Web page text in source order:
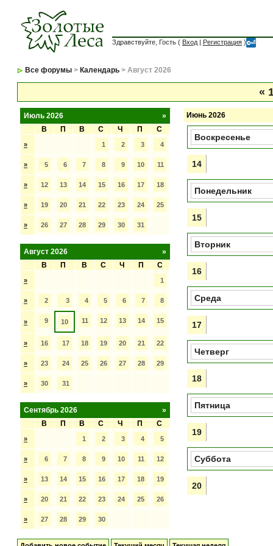
Здравствуйте, Гость ( Вход | Регистрация )
Все форумы > Календарь > Август 2026
«
»
Июль 2026
В
П В С Ч П С
» 1 2 3 4
» 5 6 7 8 9 10 11
» 12 13 14 15 16 17 18
» 19 20 21 22 23 24 25
» 26 27 28 29 30 31
»
Август 2026
В
П В С Ч П С
» 1
» 2 3 4 5 6 7 8
» 9 10 11 12 13 14 15
» 16 17 18 19 20 21 22
» 23 24 25 26 27 28 29
» 30 31
»
Сентябрь 2026
В
П В С Ч П С
» 1 2 3 4 5
» 6 7 8 9 10 11 12
» 13 14 15 16 17 18 19
» 20 21 22 23 24 25 26
» 27 28 29 30
Июнь 2026
Воскресенье
14
Понедельник
15
Вторник
16
Среда
17
Четверг
18
Пятница
19
Суббота
20